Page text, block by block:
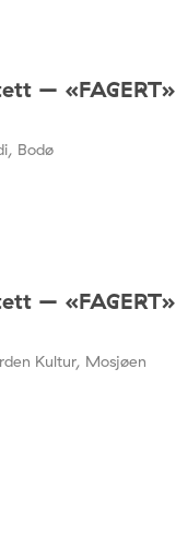
– «FAGERT»
Bodø
– «FAGERT»
Kultur, Mosjøen